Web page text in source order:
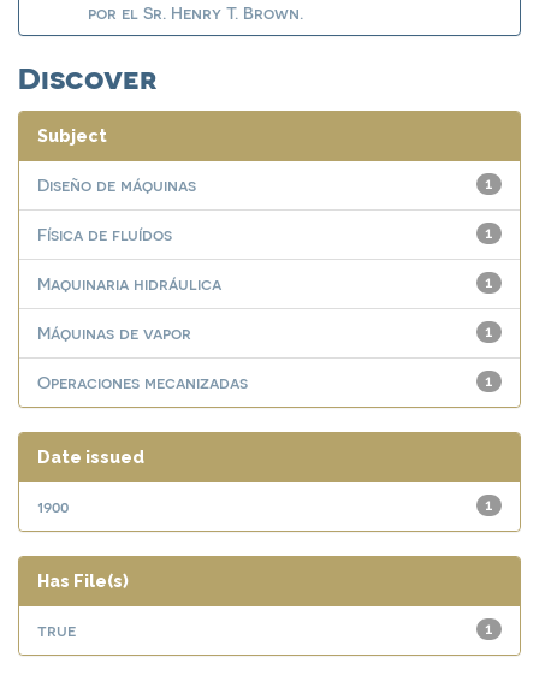
por el Sr. Henry T. Brown.
Discover
Subject
1
Diseño de máquinas
1
Física de fluídos
1
Maquinaria hidráulica
1
Máquinas de vapor
1
Operaciones mecanizadas
Date issued
1
1900
Has File(s)
1
true